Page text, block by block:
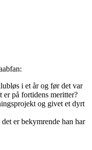
i et år og før det var
på fortidens meritter?
og givet et dyrt
er bekymrende han har